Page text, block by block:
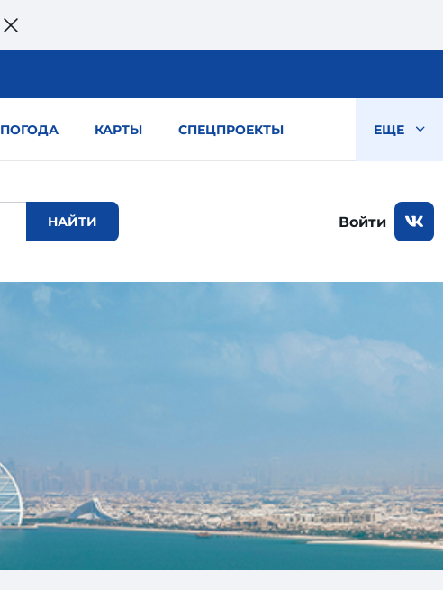
ПОГОДА КАРТЫ СПЕЦПРОЕКТЫ ЕЩЕ
Войти